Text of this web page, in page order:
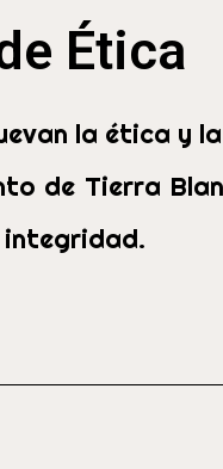
Ética
la ética y
de Tierra
integridad.